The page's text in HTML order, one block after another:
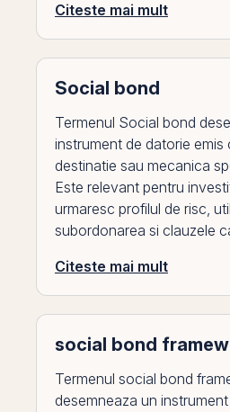
Citeste mai mult
Social bond
Termenul Social bond
instrument de datorie emis
destinatie sau mecanica
Este relevant pentru
urmaresc profilul de risc,
subordonarea si clauzele
Citeste mai mult
social bond
Termenul social bond
desemneaza un